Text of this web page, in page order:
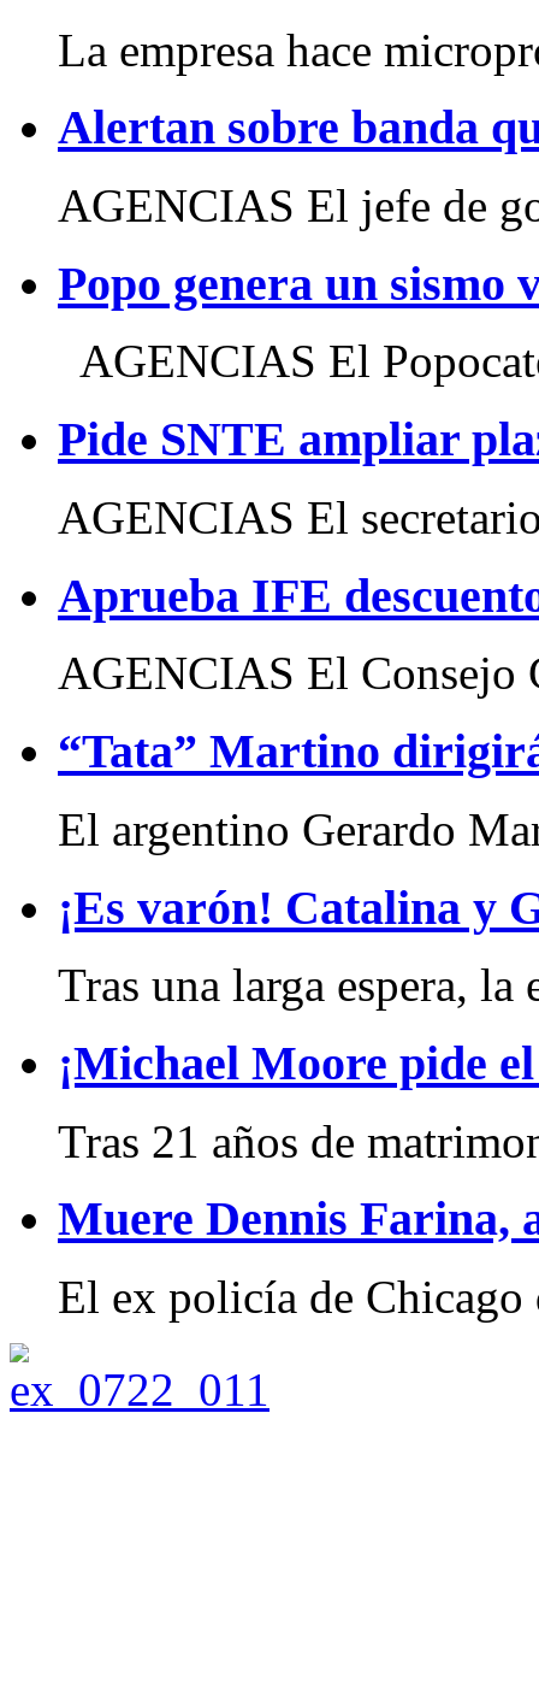
La empresa hace
Alertan sobre banda
AGENCIAS El jefe de
Popo genera un sismo
AGENCIAS El
Pide SNTE ampliar
AGENCIAS El
Aprueba IFE
AGENCIAS El Consejo
“Tata” Martino
El argentino Gerardo
¡Es varón! Catalina y
Tras una larga espera, la
¡Michael Moore pide
Tras 21 años de
Muere Dennis Farina,
El ex policía de Chicago